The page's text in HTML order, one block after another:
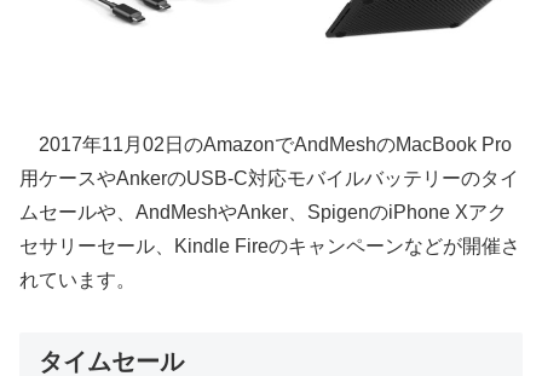
2017年11月02日のAmazonでAndMeshのMacBook Pro
用ケースやAnkerのUSB-C対応モバイルバッテリーのタイ
ムセールや、AndMeshやAnker、SpigenのiPhone Xアク
セサリーセール、Kindle Fireのキャンペーンなどが開催さ
れています。
タイムセール